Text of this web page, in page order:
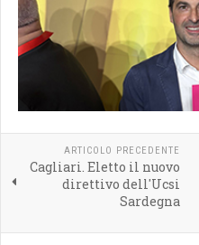
ARTICOLO PRECEDENTE
Cagliari. Eletto il nuovo
direttivo dell'Ucsi
Sardegna